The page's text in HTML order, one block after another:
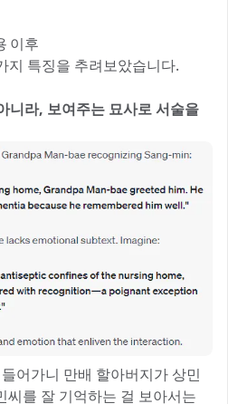
이후
지 특징을 추려보았습니다.
니라, 보여주는 묘사로 서술을
어가니 만배 할아버지가 상민
씨를 잘 기억하는 걸 보아서는